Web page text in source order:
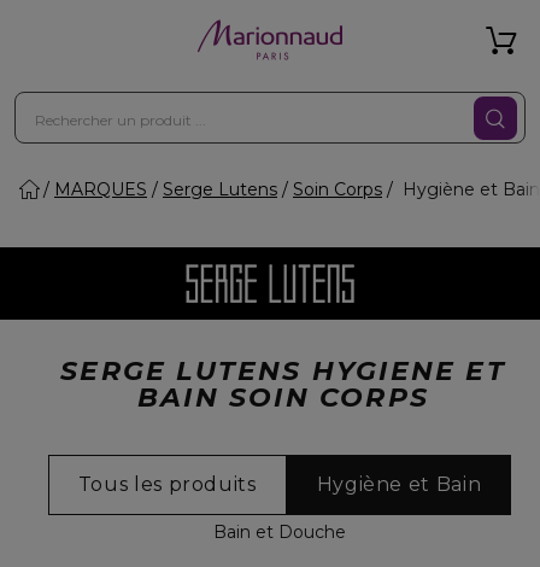
MARQUES Serge Lutens Soin Corps Hygiène et Bain
SERGE LUTENS HYGIENE ET
BAIN SOIN CORPS
Tous les produits Hygiène et Bain
Bain et Douche